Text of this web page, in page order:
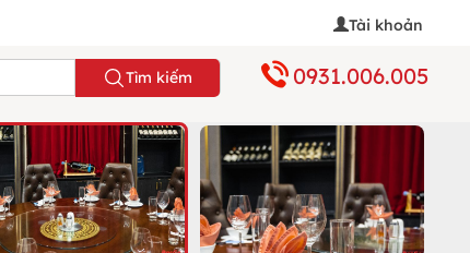
Tài khoản
Tìm kiếm 0931.006.005